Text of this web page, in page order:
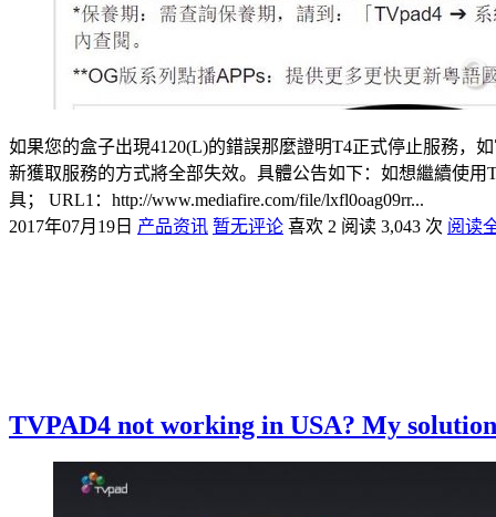
如果您的盒子出現4120(L)的錯誤那麼證明T4正式停止服務，
新獲取服務的方式將全部失效。具體公告如下：如想繼續使
具； URL1：http://www.mediafire.com/file/lxfl0oag09rr...
2017年07月19日 产品资讯 暂无评论 喜欢 2 阅读 3,043 次 阅读
TVPAD4 not working in USA? My